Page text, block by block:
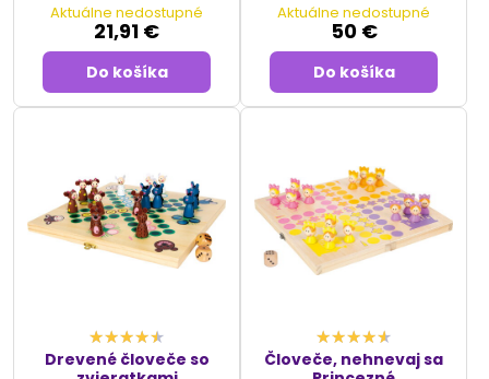
Aktuálne nedostupné
21,91 €
Do košíka
Aktuálne nedostupné
50 €
Do košíka
Drevené človeče so
Človeče, nehnevaj sa